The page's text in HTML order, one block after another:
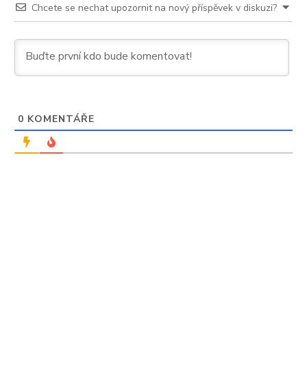
Chcete se nechat upozornit na nový příspěvek v diskuzi?
0 KOMENTÁŘE